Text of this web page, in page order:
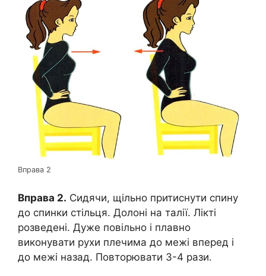
Вправа 2
Вправа 2. Сидячи, щільно притиснути спину
до спинки стільця. Долоні на талії. Лікті
розведені. Дуже повільно і плавно
виконувати рухи плечима до межі вперед і
до межі назад. Повторювати 3-4 рази.